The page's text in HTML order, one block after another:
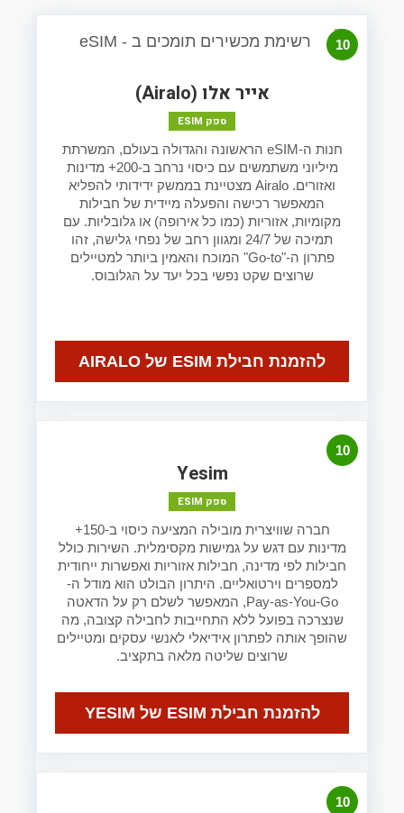
10
אייר אלו (Airalo)
ספק ESIM
חנות ה-eSIM הראשונה והגדולה בעולם, המשרתת
מיליוני משתמשים עם כיסוי נרחב ב-200+ מדינות
ואזורים. Airalo מצטיינת בממשק ידידותי להפליא
המאפשר רכישה והפעלה מיידית של חבילות
מקומיות, אזוריות (כמו כל אירופה) או גלובליות. עם
תמיכה של 24/7 ומגוון רחב של נפחי גלישה, זהו
פתרון ה-"Go-to" המוכח והאמין ביותר למטיילים
שרוצים שקט נפשי בכל יעד על הגלובוס.
להזמנת חבילת ESIM של AIRALO
10
Yesim
ספק ESIM
חברה שוויצרית מובילה המציעה כיסוי ב-150+
מדינות עם דגש על גמישות מקסימלית. השירות כולל
חבילות לפי מדינה, חבילות אזוריות ואפשרות ייחודית
למספרים וירטואליים. היתרון הבולט הוא מודל ה-
Pay-as-You-Go, המאפשר לשלם רק על הדאטה
שנצרכה בפועל ללא התחייבות לחבילה קצובה, מה
שהופך אותה לפתרון אידיאלי לאנשי עסקים ומטיילים
שרוצים שליטה מלאה בתקציב.
להזמנת חבילת ESIM של YESIM
10